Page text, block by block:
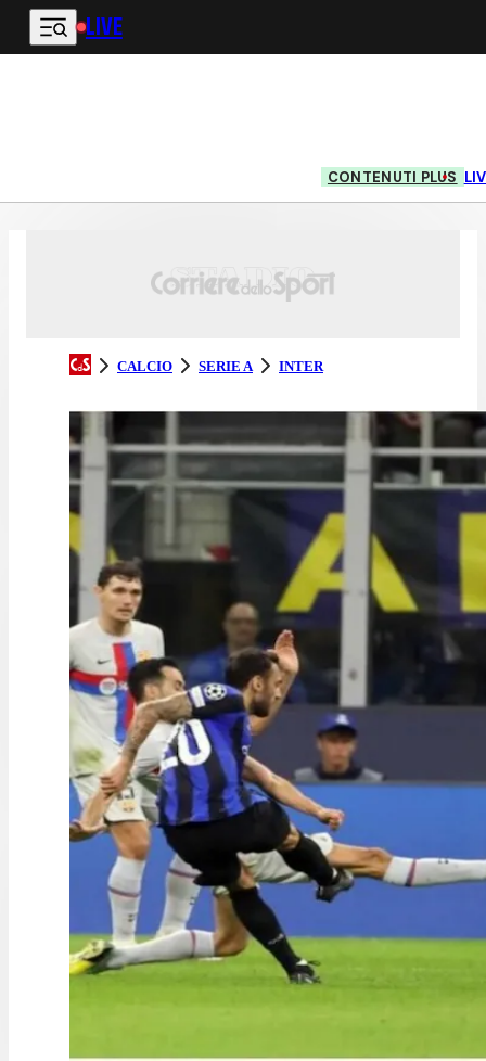
Vai al contenuto principale
LIVE
CONTENUTI PLUS
CALCIO SERIE A INTER